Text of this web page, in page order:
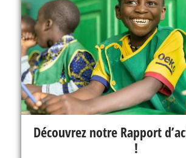
Découvrez notre Rapport
!